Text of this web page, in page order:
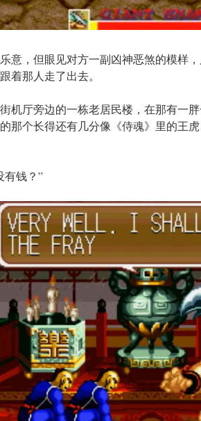
意，但眼见对方一副凶神恶煞的模样
着那人走了出去。
机厅旁边的一栋老居民楼，在那有一
那个长得还有几分像《侍魂》里的王
有钱？”